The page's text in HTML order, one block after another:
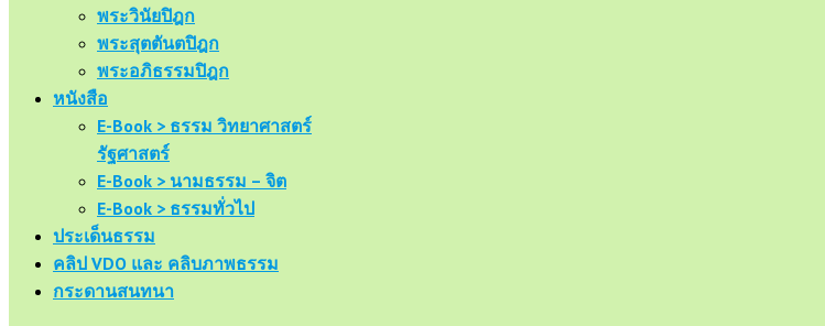
พระวินัยปิฎก
พระสุตตันตปิฎก
พระอภิธรรมปิฎก
หนังสือ
E-Book > ธรรม วิทยาศาสตร์
รัฐศาสตร์
E-Book > นามธรรม – จิต
E-Book > ธรรมทั่วไป
ประเด็นธรรม
คลิป VDO และ คลิบภาพธรรม
กระดานสนทนา